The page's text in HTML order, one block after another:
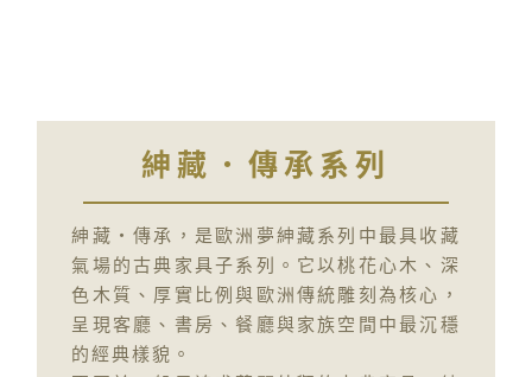
紳藏．傳承系列
紳藏・傳承，是歐洲夢紳藏系列中最具收藏
氣場的古典家具子系列。它以桃花心木、深
色木質、厚實比例與歐洲傳統雕刻為核心，
呈現客廳、書房、餐廳與家族空間中最沉穩
的經典樣貌。